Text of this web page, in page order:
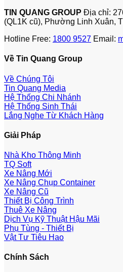
TIN QUANG GROUP Địa chỉ:
(QL1K cũ), Phường Linh Xuân,
Hotline Free: 1800 9527 Email:
Về Tin Quang Group
Về Chúng Tôi
Tin Quang Media
Hệ Thống Chi Nhánh
Hệ Thống Sinh Thái
Lắng Nghe Từ Khách Hàng
Giải Pháp
Nhà Kho Thông Minh
TQ Soft
Xe Nâng Mới
Xe Nâng Chụp Container
Xe Nâng Cũ
Thiết Bị Công Trình
Thuê Xe Nâng
Dịch Vụ Kỹ Thuật Hậu Mãi
Phụ Tùng - Thiết Bị
Vật Tư Tiêu Hao
Chính Sách